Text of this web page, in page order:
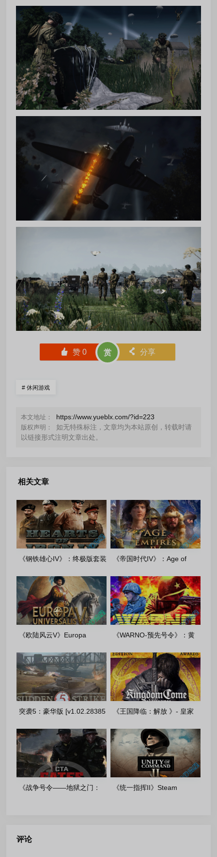
󰄼 赞0 赏 󰄯 分享
# 休闲游戏
本文地址： https://www.yueblx.com/?id=223
版权声明：
如无特殊标注，文章均为本站原创，转载时请
以链接形式注明文章出处。
相关文章
《钢铁雄心IV》：终极版套装
置版(2026.06.20)
《帝国时代IV》：Age of
DLCs 周年纪念版
《欧陆风云V》Europa
(2026.05.08)重制高级版
《WARNO-预先号令》：黄
多语言重制版
突袭5：豪华版 [v1.02.28385
《王国降临：解放 》- 皇家
(2026.03.02)多语言重置版
《战争号令——地狱之门：
《统一指挥II》Steam
评论